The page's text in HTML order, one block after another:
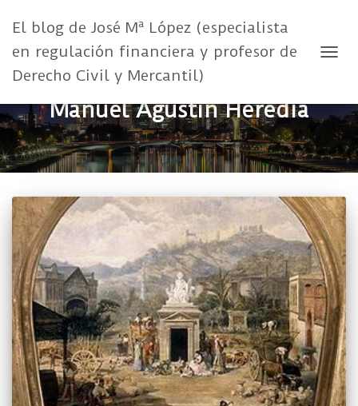
El blog de José Mª López (especialista
en regulación financiera y profesor de
Derecho Civil y Mercantil)
Manuel Agustín Heredia